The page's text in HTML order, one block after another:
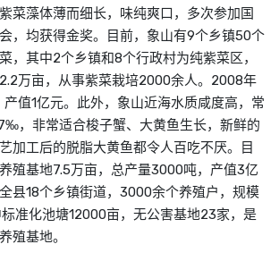
菜藻体薄而细长，味纯爽口，多次参加国
，均获得金奖。目前，象山有9个乡镇50个
，其中2个乡镇和8个行政村为纯紫菜区，
万亩，从事紫菜栽培2000余人。2008年
值1亿元。此外，象山近海水质咸度高，常
，非常适合梭子蟹、大黄鱼生长，新鲜的
加工后的脱脂大黄鱼都令人百吃不厌。目
殖基地7.5万亩，总产量3000吨，产值3亿
县18个乡镇街道，3000余个养殖户，规模
准化池塘12000亩，无公害基地23家，是
殖基地。